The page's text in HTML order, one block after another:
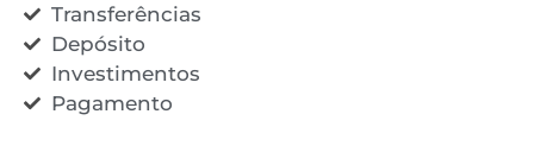
Transferências
Depósito
Investimentos
Pagamento